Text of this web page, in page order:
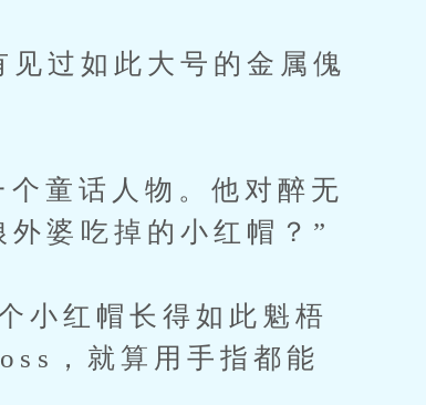
过如此大号的金属傀
童话人物。他对醉无
婆吃掉的小红帽？”
小红帽长得如此魁梧
，就算用手指都能